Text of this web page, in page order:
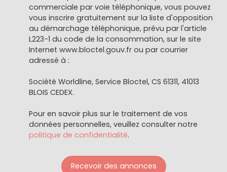
commerciale par voie téléphonique, vous pouvez
vous inscrire gratuitement sur la liste d'opposition
au démarchage téléphonique, prévu par l'article
L223-1 du code de la consommation, sur le site
Internet www.bloctel.gouv.fr ou par courrier
adressé à :
Société Worldline, Service Bloctel, CS 61311, 41013
BLOIS CEDEX.
Pour en savoir plus sur le traitement de vos
données personnelles, veuillez consulter notre
politique de confidentialité.
Recevoir des annonces